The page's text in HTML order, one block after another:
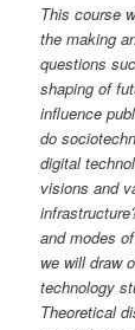
This course
the making
questions
shaping of
influence
do
digital
visions and
and modes
we will draw
technology
Theoretical